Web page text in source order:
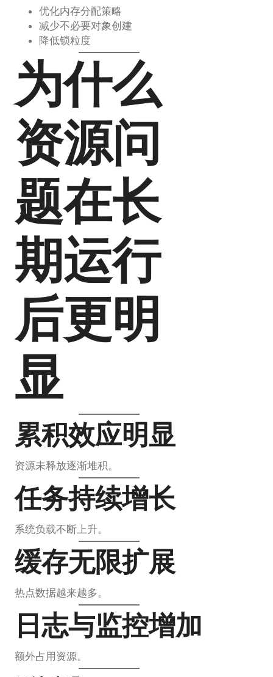
优化内存分配策略
减少不必要对象创建
降低锁粒度
为什么
资源问
题在长
期运行
后更明
显
累积效应明显
资源未释放逐渐堆积。
任务持续增长
系统负载不断上升。
缓存无限扩展
热点数据越来越多。
日志与监控增加
额外占用资源。